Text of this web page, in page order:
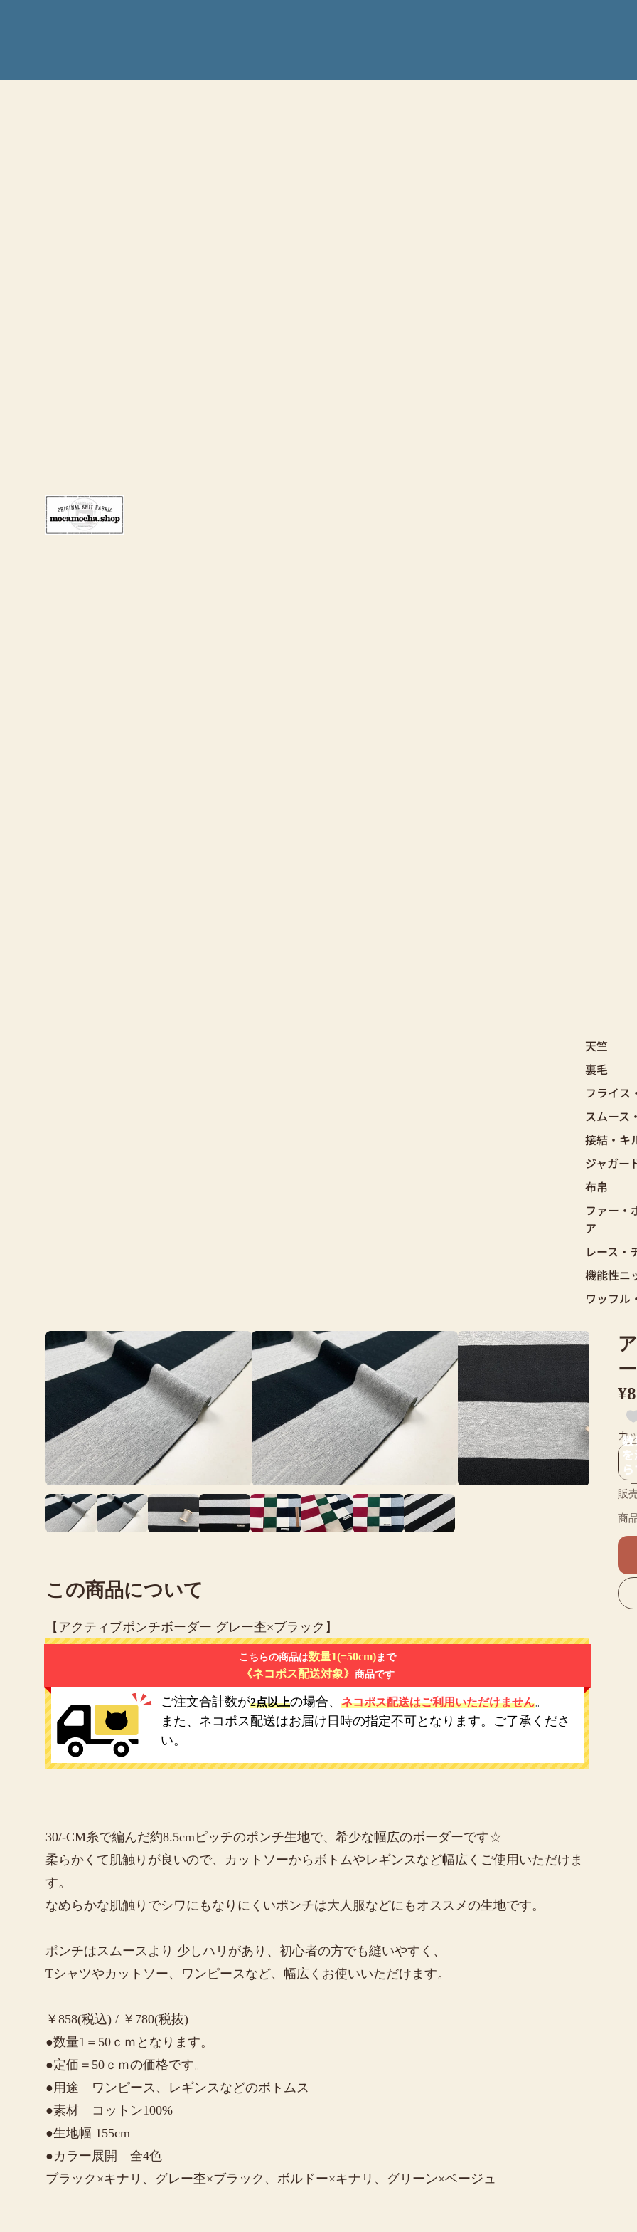
天竺
裏毛
フライス
スムース
接結・キ
ジャガー
布帛
ファー・
ア
レース・
機能性ニ
ワッフル
この商品について
【アクティブポンチボーダー グレー杢×ブラック】
こちらの商品は数量1(=50cm)まで
《ネコポス配送対象》 商品です
ご注文合計数が2点以上の場合、ネコポス配送はご利用いただけません。
また、ネコポス配送はお届け日時の指定不可となります。ご了承くださ
い。
30/-CM糸で編んだ約8.5cmピッチのポンチ生地で、希少な幅広のボーダーです☆
柔らかくて肌触りが良いので、カットソーからボトムやレギンスなど幅広くご使用いただけま
す。
なめらかな肌触りでシワにもなりにくいポンチは大人服などにもオススメの生地です。
ポンチはスムースより 少しハリがあり、初心者の方でも縫いやすく、
Tシャツやカットソー、ワンピースなど、幅広くお使いいただけます。
￥858(税込) / ￥780(税抜)
●数量1＝50ｃｍとなります。
●定価＝50ｃｍの価格です。
●用途 ワンピース、レギンスなどのボトムス
●素材 コットン100%
●生地幅 155cm
●カラー展開 全4色
ブラック×キナリ、グレー杢×ブラック、ボルドー×キナリ、グリーン×ベージュ
カ
販
商